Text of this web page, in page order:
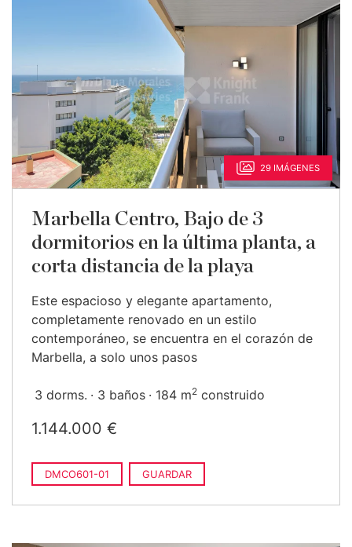
29 IMÁGENES
Marbella Centro, Bajo de 3
dormitorios en la última planta, a
corta distancia de la playa
Este espacioso y elegante apartamento,
completamente renovado en un estilo
contemporáneo, se encuentra en el corazón de
Marbella, a solo unos pasos
3 dorms. 3 baños 184 m2 construido
1.144.000 €
DMCO601-01 GUARDAR